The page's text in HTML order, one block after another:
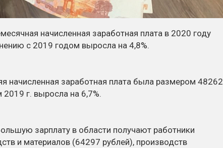
начисленная заработная плата в 2020 году
с 2019 годом выросла на 4,8%.
начисленная заработная плата была размером 48262
г. выросла на 6,7%.
зарплату в области получают работники
и материалов (64297 рублей), производств